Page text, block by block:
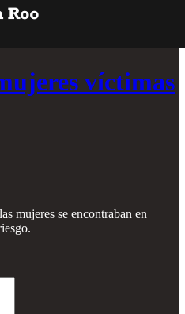
víctimas
mujeres se encontraban en